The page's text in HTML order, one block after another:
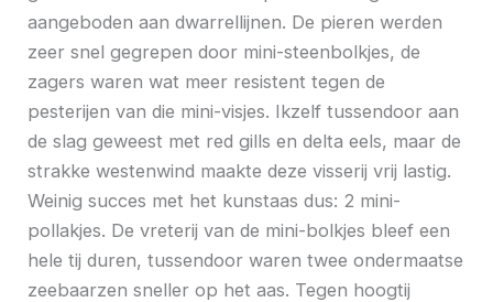
aangeboden aan dwarrellijnen. De pieren werden
zeer snel gegrepen door mini-steenbolkjes, de
zagers waren wat meer resistent tegen de
pesterijen van die mini-visjes. Ikzelf tussendoor aan
de slag geweest met red gills en delta eels, maar de
strakke westenwind maakte deze visserij vrij lastig.
Weinig succes met het kunstaas dus: 2 mini-
pollakjes. De vreterij van de mini-bolkjes bleef een
hele tij duren, tussendoor waren twee ondermaatse
zeebaarzen sneller op het aas. Tegen hoogtij